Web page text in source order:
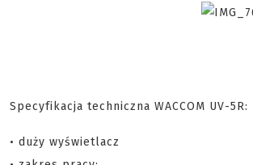
Specyfikacja techniczna WACCOM UV-5R:
• duży wyświetlacz